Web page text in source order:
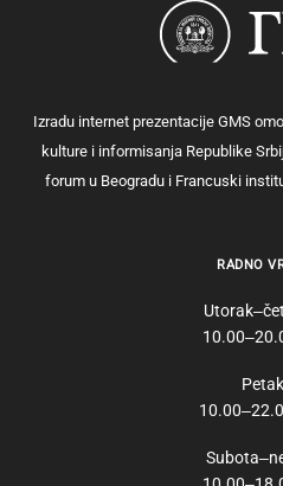
Izradu internet prezentacije GMS
kulture i informisanja Republike
forum u Beogradu i Francuski
RADNO